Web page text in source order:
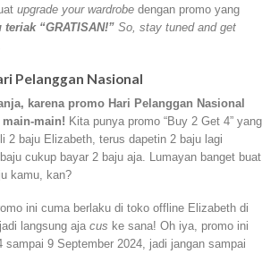
upgrade your wardrobe dengan promo yang
“GRATISAN!” So, stay tuned and get
Pelanggan Nasional
karena promo Hari Pelanggan Nasional
main! Kita punya promo “Buy 2 Get 4” yang
2 baju Elizabeth, terus dapetin 2 baju lagi
cukup bayar 2 baju aja. Lumayan banget buat
kamu, kan?
ini cuma berlaku di toko offline Elizabeth di
langsung aja cus ke sana! Oh iya, promo ini
sampai 9 September 2024, jadi jangan sampai